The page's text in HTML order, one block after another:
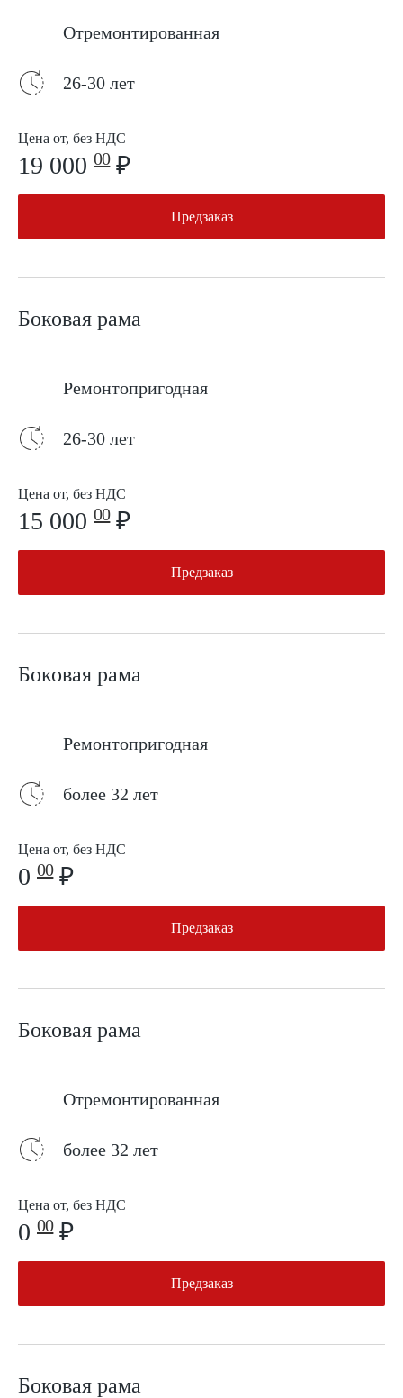
Отремонтированная
26-30 лет
Цена от, без НДС
19 000 00₽
Предзаказ
Боковая рама
Ремонтопригодная
26-30 лет
Цена от, без НДС
15 000 00₽
Предзаказ
Боковая рама
Ремонтопригодная
более 32 лет
Цена от, без НДС
0 00₽
Предзаказ
Боковая рама
Отремонтированная
более 32 лет
Цена от, без НДС
0 00₽
Предзаказ
Боковая рама